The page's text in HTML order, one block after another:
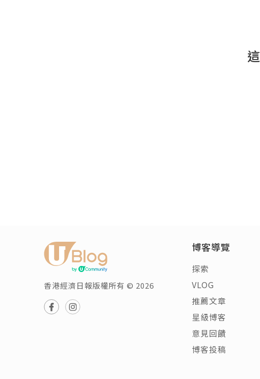
香港經濟日報版權所有 © 2026
博客導覽
探索
VLOG
推薦文章
星級博客
意見回饋
博客投稿